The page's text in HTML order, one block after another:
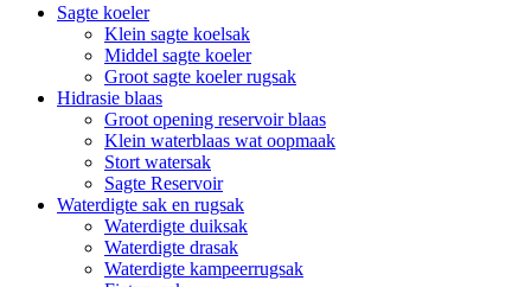
Sagte koeler
Klein sagte koelsak
Middel sagte koeler
Groot sagte koeler rugsak
Hidrasie blaas
Groot opening reservoir blaas
Klein waterblaas wat oopmaak
Stort watersak
Sagte Reservoir
Waterdigte sak en rugsak
Waterdigte duiksak
Waterdigte drasak
Waterdigte kampeerrugsak